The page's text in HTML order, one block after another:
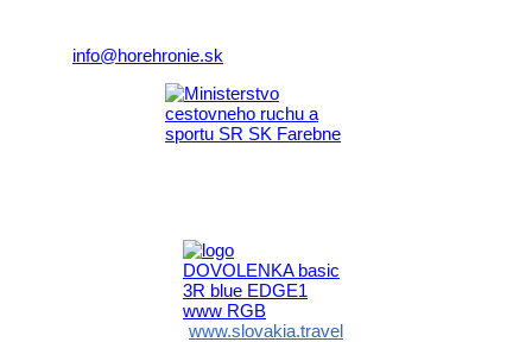
info@horehronie.sk
www.slovakia.travel